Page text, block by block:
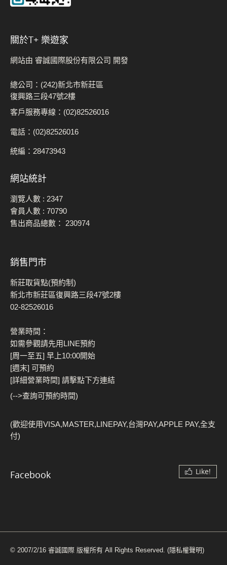
關於t+ 樂遊家
網站由 睿誠國際股份有限公司 開發
總公司：(242)新北市新莊區
復興路三段47號2樓
客戶服務專線：(02)82526016
電話：(02)82526016
統編：28473943
網站統計
瀏覽人數 : 2347
會員人數 : 70790
售出商品總數： 230974
銷售門市
新莊取貨點(預約制)
新北市新莊區復興路三段47號2樓
02-82526016
營業時間：
如需參觀請先用LINE預約
[周一至五] 早上10:00開始
[週末] 可預約
[詳細營業時間] 請擊點下方連結
(-->查詢可預約時間)
(歡迎使用VISA,MASTER,LINEPAY,台灣PAY,APPLE PAY,全支
付)
Facebook Like!
© 2007/2/16 睿誠國際 版權所有 All Rights Reserved. (隱私權聲明)